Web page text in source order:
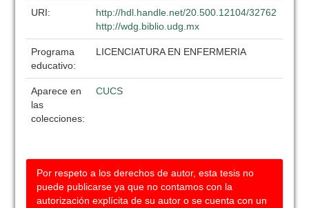
URI:
http://hdl.handle.net/20.500.12104/32762
http://wdg.biblio.udg.mx
Programa
educativo:
LICENCIATURA EN ENFERMERIA
Aparece en
las
colecciones:
CUCS
Por respeto a los derechos de autor, esta tesis no
puede publicarse ya que no contamos con la
autorización explícita de su autor o se cuenta con un